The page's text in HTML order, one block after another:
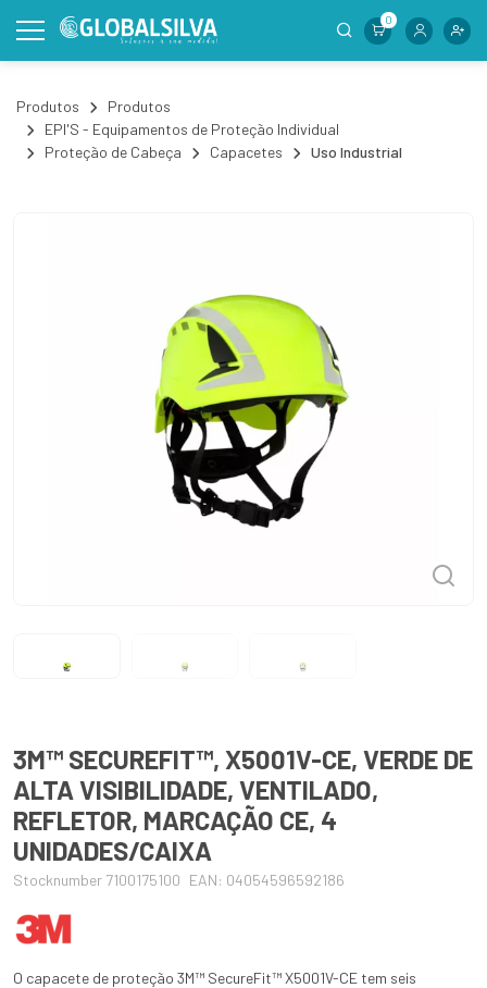
0
Produtos
Produtos
EPI'S - Equipamentos de Proteção Individual
Proteção de Cabeça
Capacetes Uso Industrial
3M™ SECUREFIT™, X5001V-CE, VERDE DE
ALTA VISIBILIDADE, VENTILADO,
REFLETOR, MARCAÇÃO CE, 4
UNIDADES/CAIXA
Stocknumber 7100175100 EAN: 04054596592186
O capacete de proteção 3M™ SecureFit™ X5001V-CE tem seis